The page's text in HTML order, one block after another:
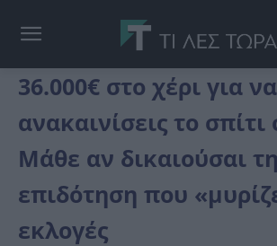
36.000€ στο χέρι για να
ανακαινίσεις το σπίτι
Μάθε αν δικαιούσαι
επιδότηση που
εκλογές